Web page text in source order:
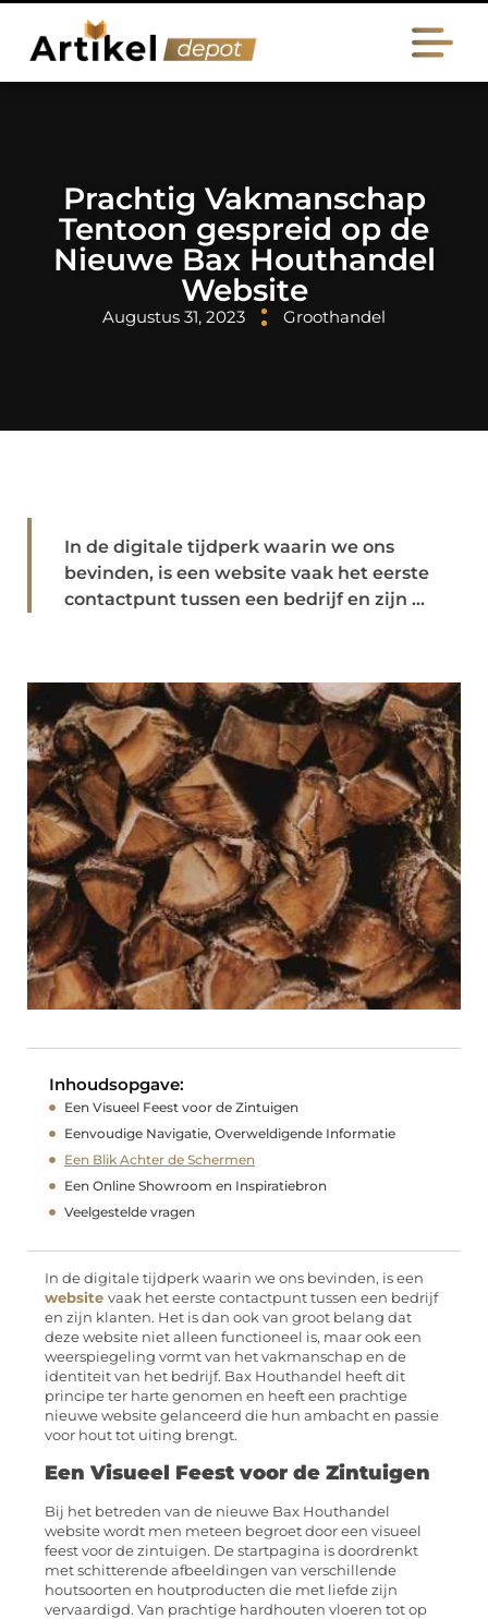
Prachtig Vakmanschap
Tentoon gespreid op de
Nieuwe Bax Houthandel
Website
Augustus 31, 2023 Groothandel
In de digitale tijdperk waarin we ons
bevinden, is een website vaak het eerste
contactpunt tussen een bedrijf en zijn ...
Inhoudsopgave:
Een Visueel Feest voor de Zintuigen
Eenvoudige Navigatie, Overweldigende Informatie
Een Blik Achter de Schermen
Een Online Showroom en Inspiratiebron
Veelgestelde vragen
In de digitale tijdperk waarin we ons bevinden, is een
website vaak het eerste contactpunt tussen een bedrijf
en zijn klanten. Het is dan ook van groot belang dat
deze website niet alleen functioneel is, maar ook een
weerspiegeling vormt van het vakmanschap en de
identiteit van het bedrijf. Bax Houthandel heeft dit
principe ter harte genomen en heeft een prachtige
nieuwe website gelanceerd die hun ambacht en passie
voor hout tot uiting brengt.
Een Visueel Feest voor de Zintuigen
Bij het betreden van de nieuwe Bax Houthandel
website wordt men meteen begroet door een visueel
feest voor de zintuigen. De startpagina is doordrenkt
met schitterende afbeeldingen van verschillende
houtsoorten en houtproducten die met liefde zijn
vervaardigd. Van prachtige hardhouten vloeren tot op